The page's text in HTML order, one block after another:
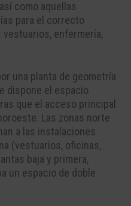
como aquellas
para el correcto
enfermería,
una planta de geometría
dispone el espacio
que el acceso principal
Las zonas norte
a las instalaciones
(vestuarios, oficinas,
baja y primera,
un espacio de doble